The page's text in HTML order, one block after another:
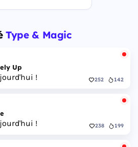
Il met en scène
duo de protagonistes
cette dernière étant la
d'un GTA principal.
Type & Magic
Up
! 252 142
! 238 199